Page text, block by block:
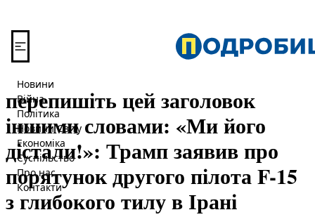
Новини
Війна
Політика
Новини Світу
Економіка
Суспільство
Про нас
Контакти
перепишіть цей заголовок
іншими словами: «Ми його
дістали!»: Трамп заявив про
порятунок другого пілота F-15
з глибокого тилу в Ірані